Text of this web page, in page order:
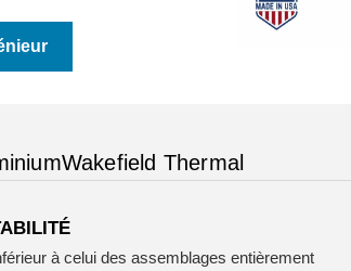
Thermal
à celui des assemblages entièrement